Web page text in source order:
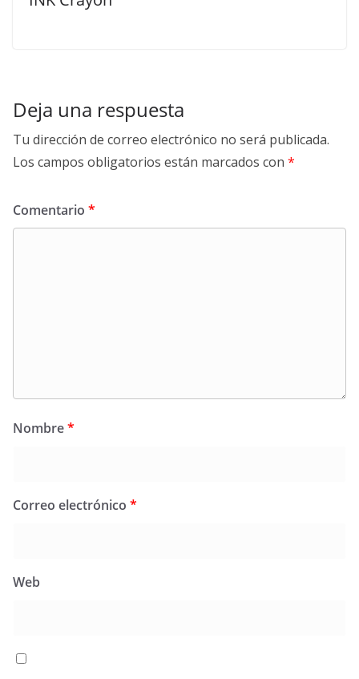
Deja una respuesta
Tu dirección de correo electrónico no será publicada.
Los campos obligatorios están marcados con *
Comentario *
Nombre*
Correo electrónico *
Web